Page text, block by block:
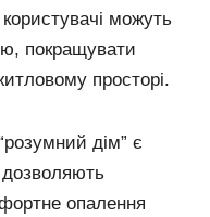
можуть
покращувати
просторі.
дім” є
дозволяють
опалення